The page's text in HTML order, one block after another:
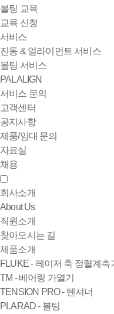
볼팅 교육
교육 신청
서비스
진동 & 얼라이먼트 서비스
볼팅 서비스
PALALIGN
서비스 문의
고객센터
공지사항
제품/임대 문의
자료실
채용
회사소개
About Us
직원소개
찾아오시는 길
제품소개
FLUKE - 레이저 축 정렬계측
TM - 베어링 가열기
TENSION PRO - 텐셔너
PLARAD - 볼팅